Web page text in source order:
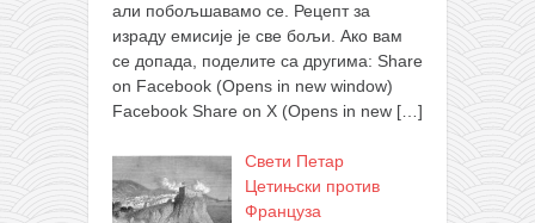
али побољшавамо се. Рецепт за
израду емисије је све бољи. Ако вам
се допада, поделите са другима: Share
on Facebook (Opens in new window)
Facebook Share on X (Opens in new […]
Свети Петар
Цетињски против
Француза